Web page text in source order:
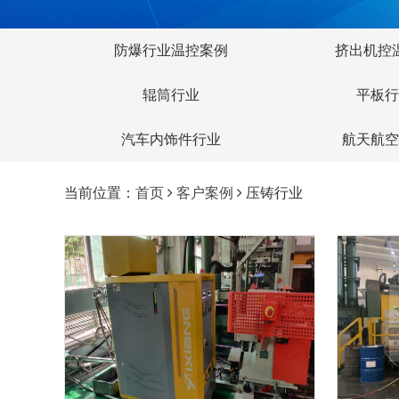
防爆行业温控案例 挤出机控
辊筒行业 平板
汽车内饰件行业 航天航
当前位置： 首页 客户案例 压铸行业